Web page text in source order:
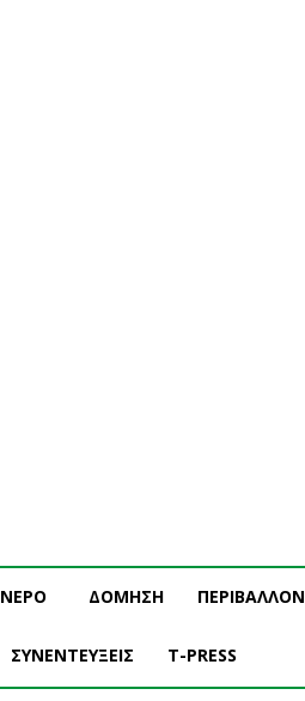
ΝΕΡΟ ΔΟΜΗΣΗ ΠΕΡΙΒΑΛΛΟΝ
ΣΥΝΕΝΤΕΥΞΕΙΣ T-PRESS